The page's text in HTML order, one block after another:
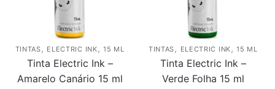
TINTAS, ELECTRIC INK,15 ML
Tinta Electric Ink –
Amarelo Canário 15 ml
TINTAS, ELECTRIC INK,15 ML
Tinta Electric Ink –
Verde Folha 15 ml